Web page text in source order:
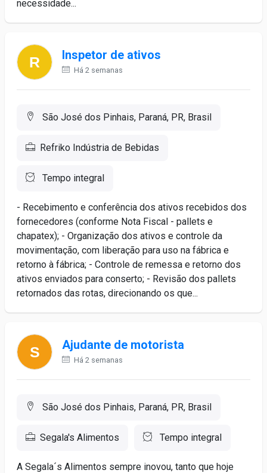
necessidade...
Inspetor de ativos
Há 2 semanas
São José dos Pinhais, Paraná, PR, Brasil
Refriko Indústria de Bebidas
Tempo integral
- Recebimento e conferência dos ativos recebidos dos
fornecedores (conforme Nota Fiscal - pallets e
chapatex); - Organização dos ativos e controle da
movimentação, com liberação para uso na fábrica e
retorno à fábrica; - Controle de remessa e retorno dos
ativos enviados para conserto; - Revisão dos pallets
retornados das rotas, direcionando os que...
Ajudante de motorista
Há 2 semanas
São José dos Pinhais, Paraná, PR, Brasil
Segala's Alimentos Tempo integral
A Segala´s Alimentos sempre inovou, tanto que hoje